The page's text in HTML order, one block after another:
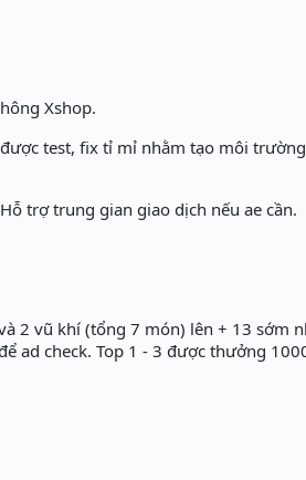
Xshop.
test, fix tỉ mỉ nhằm tạo môi
trợ trung gian giao dịch nếu ae cần.
2 vũ khí (tổng 7 món) lên + 13 sớm
ad check. Top 1 - 3 được thưởng